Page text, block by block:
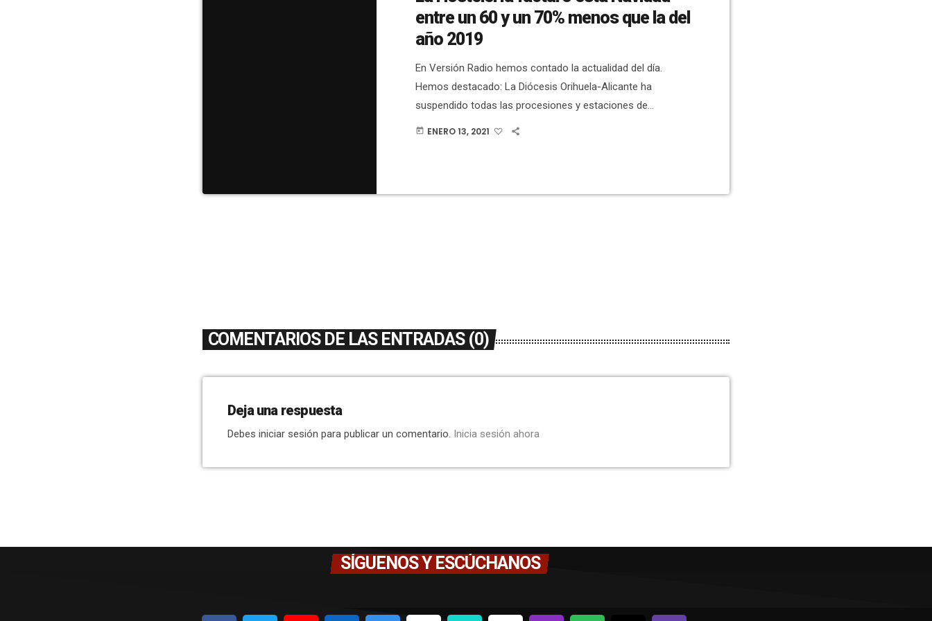
entre un 60 y un 70% menos que la del
año 2019
En Versión Radio hemos contado la actualidad del día.
Hemos destacado: La Diócesis Orihuela-Alicante ha
suspendido todas las procesiones y estaciones de
penitencia por la vía pública.En el Hospital General se han
brote de 8 casos de origen social en Elche. En toda la
today ENERO 13, 2021
COMENTARIOS DE LAS ENTRADAS (0)
Deja una respuesta
Debes iniciar sesión para publicar un comentario. Inicia sesión ahora
SÍGUENOS Y ESCÚCHANOS